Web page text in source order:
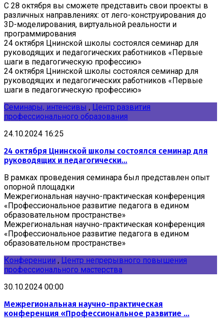
С 28 октября вы сможете представить свои проекты в
различных направлениях: от лего-конструирования до
3D-моделирования, виртуальной реальности и
программирования
24 октября Цнинской школы состоялся семинар для
руководящих и педагогических работников «Первые
шаги в педагогическую профессию»
24 октября Цнинской школы состоялся семинар для
руководящих и педагогических работников «Первые
шаги в педагогическую профессию»
Семинары, интенсивы , Центр развития
профессионального образования
24.10.2024 16:25
24 октября Цнинской школы состоялся семинар для
руководящих и педагогически...
В рамках проведения семинара был представлен опыт
опорной площадки
Межрегиональная научно-практическая конференция
«Профессиональное развитие педагога в едином
образовательном пространстве»
Межрегиональная научно-практическая конференция
«Профессиональное развитие педагога в едином
образовательном пространстве»
Конференции , Центр непрерывного повышения
профессионального мастерства
30.10.2024 00:00
Межрегиональная научно-практическая
конференция «Профессиональное развитие ...